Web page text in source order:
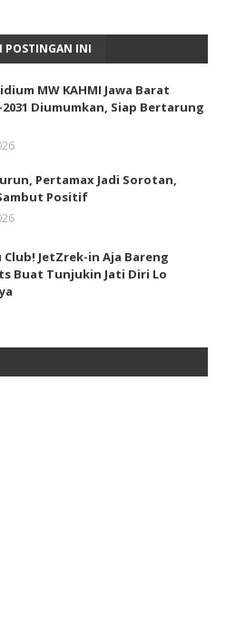
POSTINGAN INI
MW KAHMI Jawa Barat
Diumumkan, Siap Bertarung
Pertamax Jadi Sorotan,
Positif
JetZrek-in Aja Bareng
Buat Tunjukin Jati Diri Lo